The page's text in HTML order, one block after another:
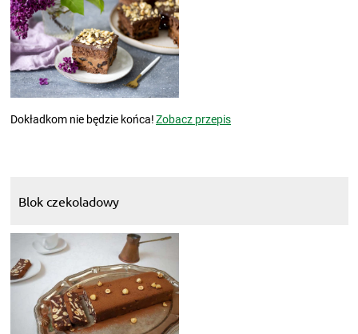
Dokładkom nie będzie końca!Zobacz przepis
Blok czekoladowy